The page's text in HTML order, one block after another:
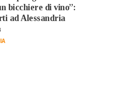
bicchiere di vino”:
ad Alessandria